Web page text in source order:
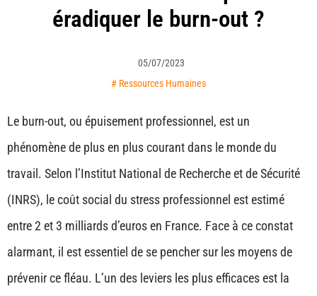
éradiquer le burn-out ?
05/07/2023
# Ressources Humaines
Le burn-out, ou épuisement professionnel, est un
phénomène de plus en plus courant dans le monde du
travail. Selon l’Institut National de Recherche et de Sécurité
(INRS), le coût social du stress professionnel est estimé
entre 2 et 3 milliards d’euros en France. Face à ce constat
alarmant, il est essentiel de se pencher sur les moyens de
prévenir ce fléau. L’un des leviers les plus efficaces est la